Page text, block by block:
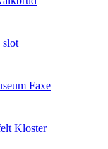
slot
Faxe
Kloster